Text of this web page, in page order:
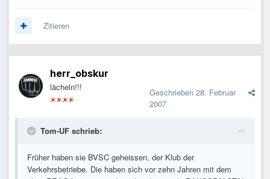
Zitieren
herr_obskur
lächeln!!! Geschrieben 28. Februar
2007
Tom-UF schrieb:
Früher haben sie BVSC geheissen, der Klub der
Verkehrsbetriebe. Die haben sich vor zehn Jahren mit dem